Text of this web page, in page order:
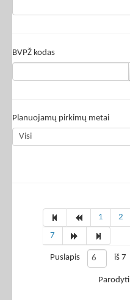
BVPŽ kodas
Planuojamų pirkimų metai
1 2
7
Puslapis iš 7
Parodyti